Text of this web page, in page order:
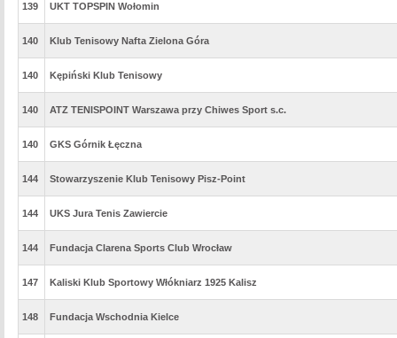
139 UKT TOPSPIN Wołomin
140 Klub Tenisowy Nafta Zielona Góra
140 Kępiński Klub Tenisowy
140 ATZ TENISPOINT Warszawa przy Chiwes Sport s.c.
140 GKS Górnik Łęczna
144 Stowarzyszenie Klub Tenisowy Pisz-Point
144 UKS Jura Tenis Zawiercie
144 Fundacja Clarena Sports Club Wrocław
147 Kaliski Klub Sportowy Włókniarz 1925 Kalisz
148 Fundacja Wschodnia Kielce